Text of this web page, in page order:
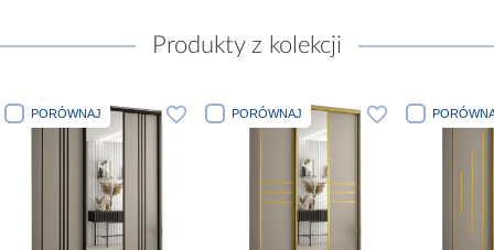
Produkty z kolekcji
PORÓWNAJ PORÓWNAJ